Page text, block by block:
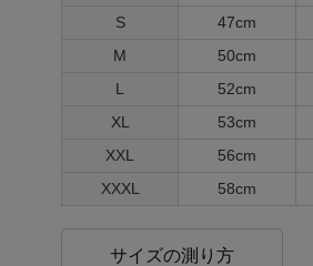
S
47cm
M
50cm
L
52cm
XL
53cm
XXL
56cm
XXXL
58cm
サイズの測り方